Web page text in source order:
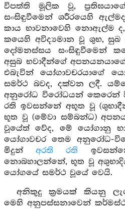
විපත්ති මූලික වූ,
සංසිඳුවීමෙන් ශරීරයෙහි
කාය භාවනාවෙහි නොඇල්ම
කයෙහි අවිද්‍යමාන වූ ශුභ, සුඛ
දෝමනස්සය සංසිඳුවීමෙන්
අසුබ භවාදීන්ගේ අපනයනයාගේ
එබැවින් යෝගාවචරයාගේ
සමර්ථ බවද, දක්වන ලදී.
අනුරෝධ විරෝධයන් කෙරෙන්
රති ඉවසන්නේ අභූත වූ
භූත වූ (මේවා සම්බන්ධ)
වූයේත් වේද, මේ යෝගානු
යෝගාවචර තෙම අනුරෝධ-
මිදුන්අරති රති
නොබහාලන්නේ, භූත වූ
යෝගයේ සමර්ථ වූයේ වෙයි.
අනිකුදු ක්‍රමයක් කියනු
මෙහි අනුපස්සනාවෙන්